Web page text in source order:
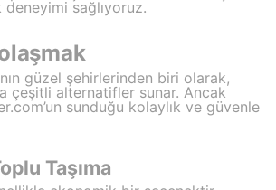
sağlıyoruz.
güzel şehirlerinden biri olarak,
çeşitli alternatifler sunar. Ancak
sunduğu kolaylık ve güvenle
Taşıma